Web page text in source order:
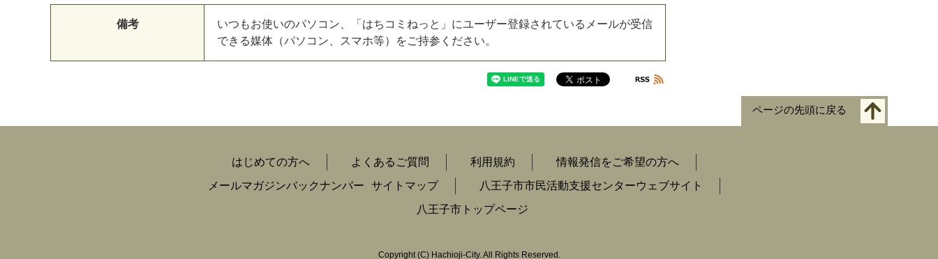
備考
いつもお使いのパソコン、「はちコミねっと」にユーザー登録されているメールが受信
できる媒体（パソコン、スマホ等）をご持参ください。
ページの先頭に戻る
はじめての方へ よくあるご質問 利用規約
情報発信をご希望の方へ
メールマガジンバックナンバー
サイトマップ
八王子市市民活動支援センターウェブサイト
八王子市トップページ
Copyright(C) Hachioji-City. All Rights Reserved.